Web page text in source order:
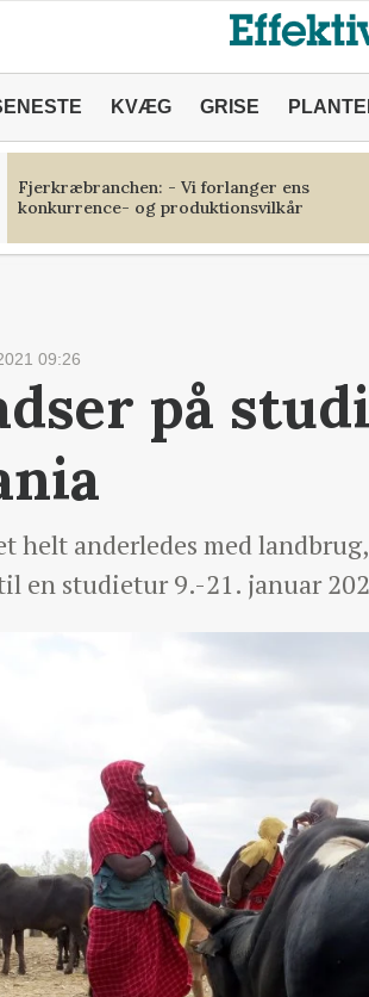
KVÆG GRISE
Fjerkræbranchen: - Vi forlanger ens
konkurrence- og produktionsvilkår
09:26
på
helt anderledes med
en studietur 9.-21. januar